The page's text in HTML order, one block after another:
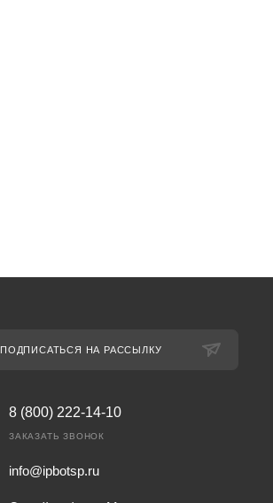
ПОДПИСАТЬСЯ НА РАССЫЛКУ
8 (800) 222-14-10
ЗАКАЗАТЬ ЗВОНОК
info@ipbotsp.ru